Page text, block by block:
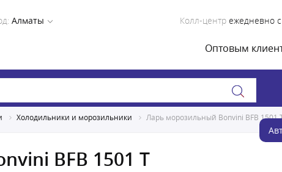
Алматы Колл-центр ежедневно
Оптовым
Холодильники и морозильники Ларь морозильный Bonvini BFB 1501
BFB 1501 T